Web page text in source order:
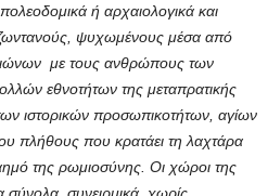
ή αρχαιολογικά και
ψυχωμένους μέσα από
με τους ανθρώπους των
εθνοτήτων της μεταπρατικής
ιστορικών προσωπικοτήτων, αγίων
πλήθους που κρατάει τη λαχτάρα
της ρωμιοσύνης. Οι χώροι της